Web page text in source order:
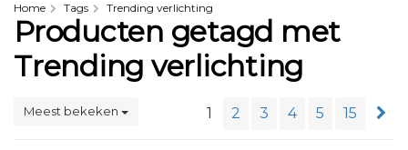
Home Tags Trending verlichting
Producten getagd met
Trending verlichting
Meest bekeken 1 2 3 4 5 15